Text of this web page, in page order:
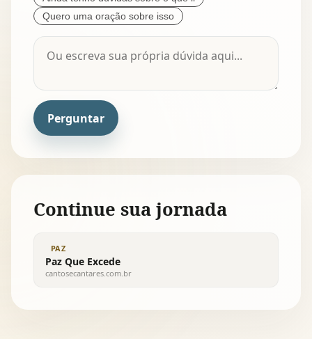
Quero uma oração sobre isso
Perguntar
Continue sua jornada
PAZ
Paz Que Excede
cantosecantares.com.br